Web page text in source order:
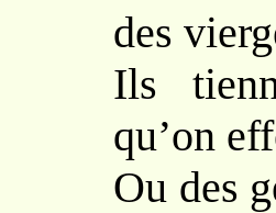
des
Ils
qu’on
Ou des